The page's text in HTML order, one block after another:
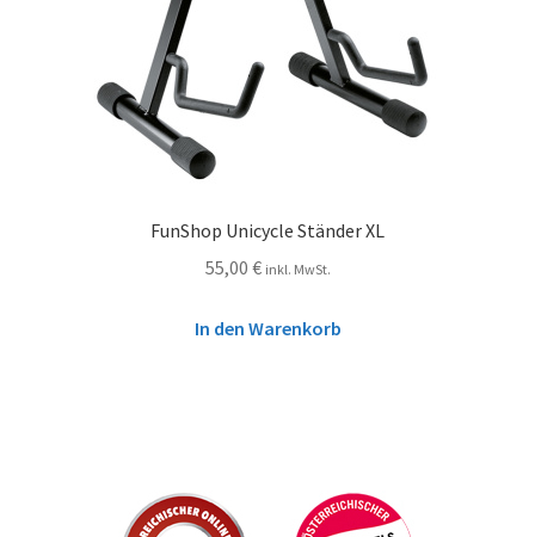
FunShop Unicycle Ständer XL
55,00 € inkl. MwSt.
In den Warenkorb